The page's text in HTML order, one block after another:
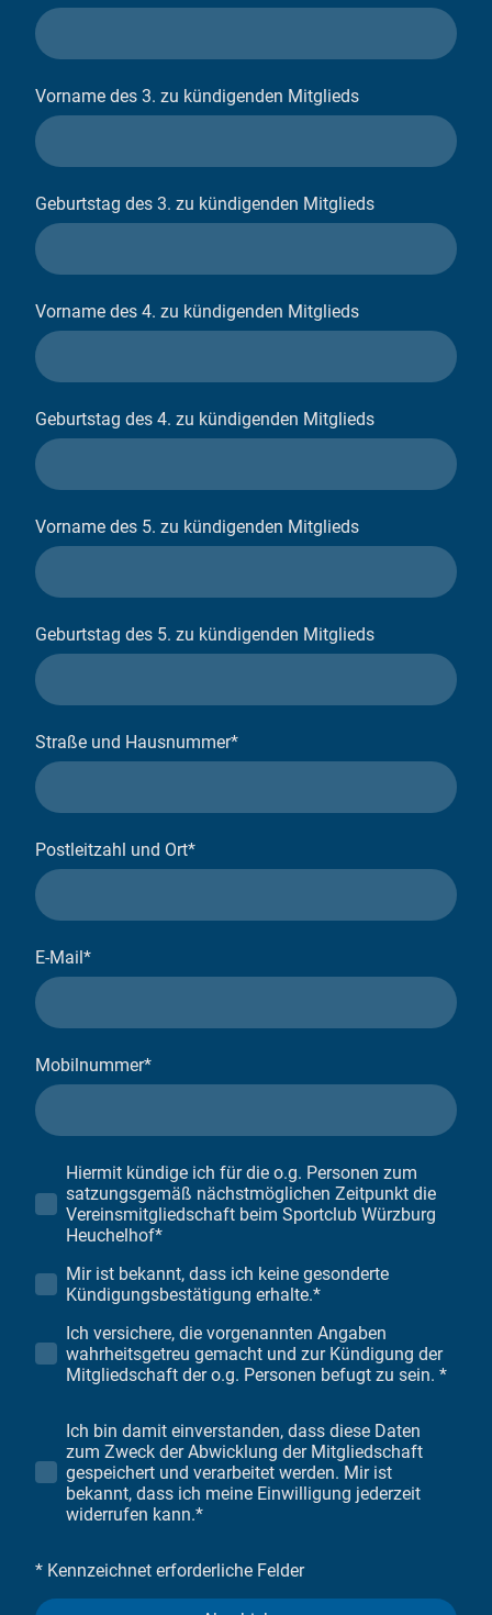
Vorname des 3. zu kündigenden Mitglieds
Geburtstag des 3. zu kündigenden Mitglieds
Vorname des 4. zu kündigenden Mitglieds
Geburtstag des 4. zu kündigenden Mitglieds
Vorname des 5. zu kündigenden Mitglieds
Geburtstag des 5. zu kündigenden Mitglieds
Straße und Hausnummer*
Postleitzahl und Ort*
E-Mail*
Mobilnummer*
Hiermit kündige ich für die o.g. Personen zum
satzungsgemäß nächstmöglichen Zeitpunkt die
Vereinsmitgliedschaft beim Sportclub Würzburg
Heuchelhof*
Mir ist bekannt, dass ich keine gesonderte
Kündigungsbestätigung erhalte.*
Ich versichere, die vorgenannten Angaben
wahrheitsgetreu gemacht und zur Kündigung der
Mitgliedschaft der o.g. Personen befugt zu sein. *
Ich bin damit einverstanden, dass diese Daten
zum Zweck der Abwicklung der Mitgliedschaft
gespeichert und verarbeitet werden. Mir ist
bekannt, dass ich meine Einwilligung jederzeit
widerrufen kann.*
* Kennzeichnet erforderliche Felder